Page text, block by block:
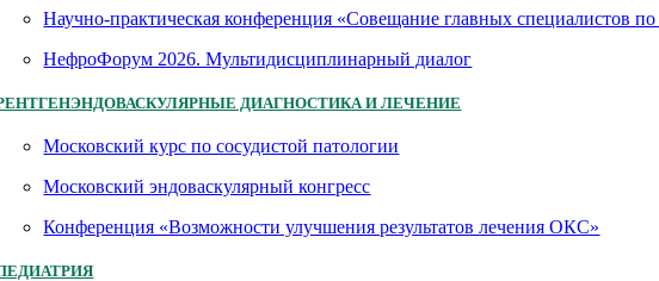
Научно-практическая конференция «Совещание главных специалистов
НефроФорум 2026. Мультидисциплинарный диалог
ДИАГНОСТИКА И ЛЕЧЕНИЕ
Московский курс по сосудистой патологии
Московский эндоваскулярный конгресс
Конференция «Возможности улучшения результатов лечения ОКС»